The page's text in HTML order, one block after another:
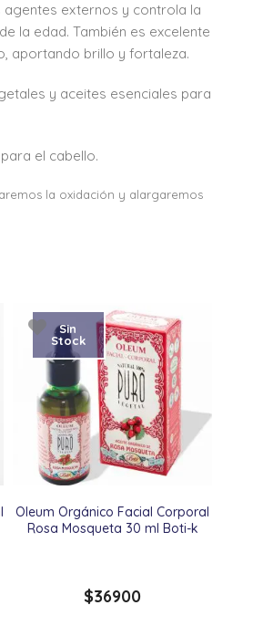
externos y controla la
la edad. También es excelente
aportando brillo y fortaleza.
y aceites esenciales para
el cabello.
la oxidación y alargaremos
Oleum Orgánico Facial Corporal
Rosa Mosqueta 30 ml Boti-k
Sin
Stock
$36900